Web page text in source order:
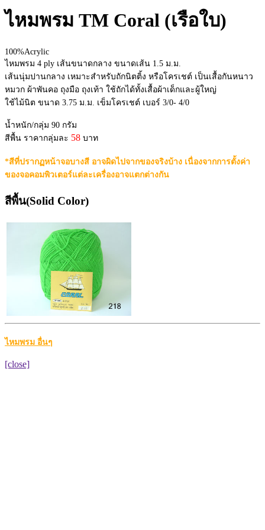
ไหมพรม TM Coral (เรือใบ)
100%Acrylic
ไหมพรม 4 ply เส้นขนาดกลาง ขนาดเส้น 1.5 ม.ม.
เส้นนุ่มปานกลาง เหมาะสำหรับถักนิตติ้ง หรือโครเชต์ เป็นเสื้อกันหนาว
หมวก ผ้าพันคอ ถุงมือ ถุงเท้า ใช้ถักได้ทั้งเสื้อผ้าเด็กและผู้ใหญ่
ใช้ไม้นิต ขนาด 3.75 ม.ม. เข็มโครเชต์ เบอร์ 3/0- 4/0
น้ำหนัก/กลุ่ม 90 กรัม
สีพื้น ราคากลุ่มละ 58 บาท
*สีที่ปรากฏหน้าจอบางสี อาจผิดไปจากของจริงบ้าง เนื่องจากการตั้งค่า
ของจอคอมพิวเตอร์แต่ละเครื่องอาจแตกต่างกัน
สีพื้น(Solid Color)
ไหมพรม อื่นๆ
[close]